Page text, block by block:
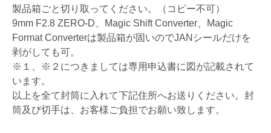
製品箱ごと切り取ってください。（コピー不可）
9mm F2.8 ZERO-D、Magic Shift Converter、Magic
Format Converterは製品箱が固いのでJANシールだけを
剥がしても可。
※１、※２につきましては専用申込書に図が記載されて
います。
以上を全て封筒に入れて下記住所へお送りください。封
筒及び切手は、お客様ご負担でお願い致します。